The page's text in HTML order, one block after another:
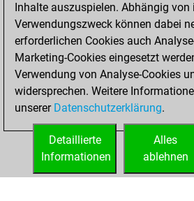
Donnerstag,
Dezember 20,
2018
You played
bullet games
You scored
=1 -15 in bullet
Inhalte auszuspielen. Abhängig von
Verwendungszweck können dabei
erforderlichen Cookies auch
Marketing-Cookies eingesetzt
Verwendung von Analyse-Cookies
widersprechen. Weitere
unserer Datenschutzerklärung.
Alles
ablehnen
Detaillierte
Informationen